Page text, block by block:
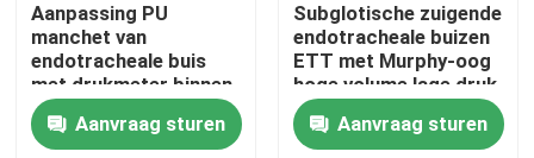
Kwaliteitscontrole
Contacteer ons
Aanpassing PU
manchet van
endotracheale buis
met drukmeter binnen
de manchet
Aanvraag sturen
Subglotische zuigende
endotracheale buizen
ETT met Murphy-oog
hoge volume lage druk
manchet
Aanvraag sturen